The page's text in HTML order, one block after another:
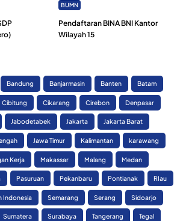
BUMN
Pendaftaran BINA BNI Kantor
Wilayah 15
Bandung Banjarmasin Banten Batam
Cibitung Cikarang Cirebon Denpasar
Jabodetabek Jakarta Jakarta Barat
Jawa Timur Kalimantan karawang
Kerja Makassar Malang Medan
Pasuruan Pekanbaru Pontianak RIau
Indonesia Semarang Serang Sidoarjo
Sumatera Surabaya Tangerang Tegal